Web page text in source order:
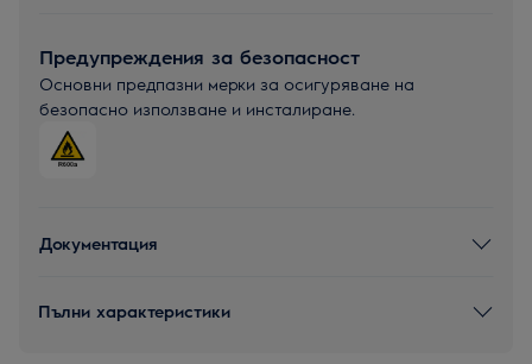
Предупреждения за безопасност
Основни предпазни мерки за осигуряване на
безопасно използване и инсталиране.
Документация
Пълни характеристики